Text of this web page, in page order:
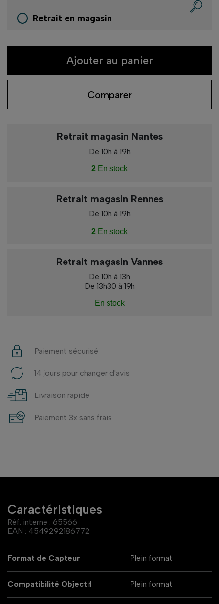
Retrait en magasin
Ajouter au panier
Comparer
Retrait magasin Nantes
De 10h à 19h
2 En stock
Retrait magasin Rennes
De 10h à 19h
2 En stock
Retrait magasin Vannes
De 10h à 13h
De 13h30 à 19h
En stock
Paiement sécurisé
14 jours pour changer d'avis
Livraison rapide
Paiement 3x sans frais
Caractéristiques
Réf. interne : 65566
EAN : 4549292186772
Format de Capteur Plein format
Compatibilité Objectif Plein format